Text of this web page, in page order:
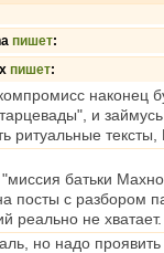
пишет:
пишет:
наконец
и
ритуальные
батьки
посты с разбором
реально не хватает.
но надо